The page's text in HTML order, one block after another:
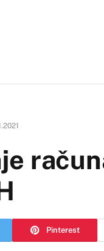
Pinterest